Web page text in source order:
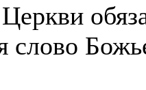
слово